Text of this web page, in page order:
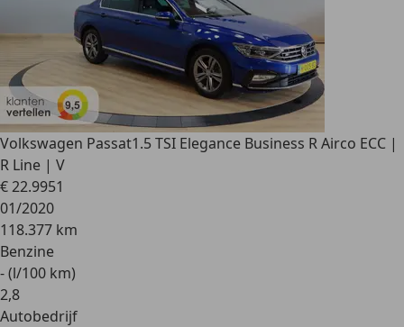
Volkswagen Passat1.5 TSI Elegance Business R Airco ECC |
R Line | V
€ 22.9951
01/2020
118.377 km
Benzine
- (l/100 km)
2,8
Autobedrijf